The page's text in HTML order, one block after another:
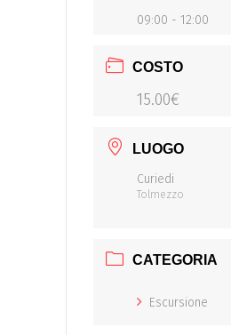
09:00 - 12:00
COSTO
15.00€
LUOGO
Curiedi
Tolmezzo
CATEGORIA
Escursione